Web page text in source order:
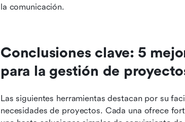
la comunicación.
Conclusiones clave: 5
para la gestión de
Las siguientes herramientas destacan por su
necesidades de proyectos. Cada una ofrece